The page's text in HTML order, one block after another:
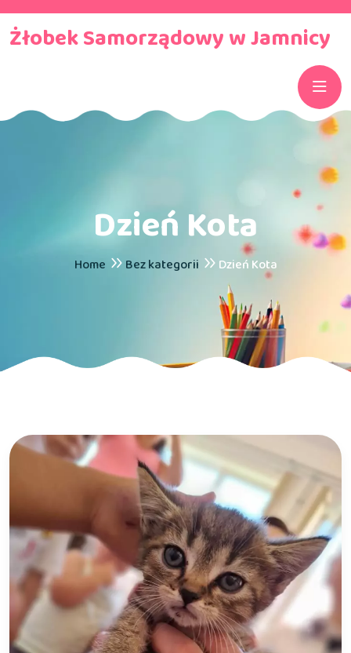
Żłobek Samorządowy w Jamnicy
Dzień Kota
Home Bez kategorii Dzień Kota